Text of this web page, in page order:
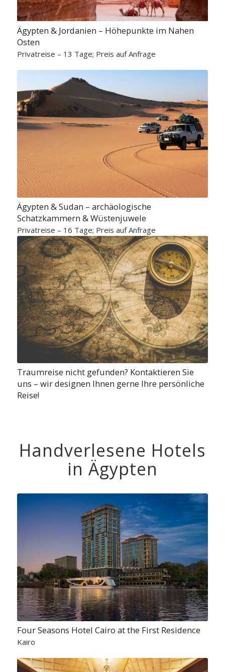
Ägypten & Jordanien – Höhepunkte im Nahen
Osten
Privatreise – 13 Tage; Preis auf Anfrage
Ägypten & Sudan – archäologische
Schatzkammern & Wüstenjuwele
Privatreise – 16 Tage; Preis auf Anfrage
Traumreise nicht gefunden? Kontaktieren Sie
uns – wir designen Ihnen gerne Ihre persönliche
Reise!
Handverlesene Hotels
in Ägypten
Four Seasons Hotel Cairo at the First Residence
Kairo